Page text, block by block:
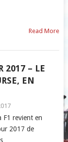
Read More
2017 – LE
EN
F1 revient en
2017 de